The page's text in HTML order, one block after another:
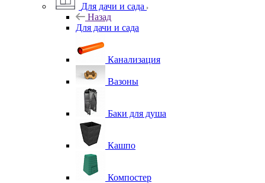
Для дачи и сада
Назад
Для дачи и сада
Канализация
Вазоны
Баки для душа
Кашпо
Компостер